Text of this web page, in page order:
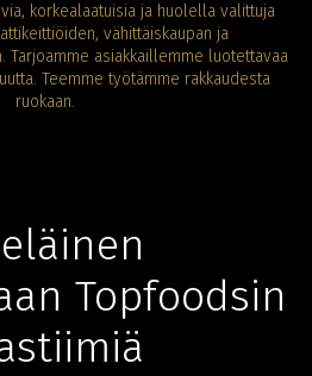
korkealaatuisia ja huolella valittuja
vähittäiskaupan ja
Tarjoamme asiakkaillemme luotettavaa
Teemme työtämme rakkaudesta
ruokaan.
Topfoodsin